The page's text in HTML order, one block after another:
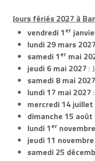
Jours fériés 2027 à
vendredi 1er
lundi 29 mars
samedi 1er mai
jeudi 6 mai 2027:
samedi 8 mai 2027
lundi 17 mai 2027
mercredi 14 juillet
dimanche 15 août
lundi 1er
jeudi 11
samedi 25